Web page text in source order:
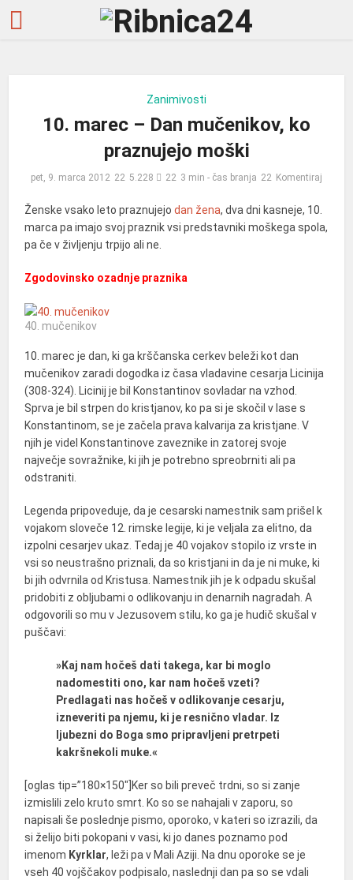
Zanimivosti
10. marec – Dan mučenikov, ko
praznujejo moški
pet, 9. marca 2012 5.228 3 min - čas branja Komentiraj
Ženske vsako leto praznujejodan žena, dva dni kasneje, 10.
marca pa imajo svoj praznik vsi predstavniki moškega spola,
pa če v življenju trpijo ali ne.
Zgodovinsko ozadnje praznika
40. mučenikov
10. marec je dan, ki ga krščanska cerkev beleži kot dan
mučenikov zaradi dogodka iz časa vladavine cesarja Licinija
(308-324). Licinij je bil Konstantinov sovladar na vzhod.
Sprva je bil strpen do kristjanov, ko pa si je skočil v lase s
Konstantinom, se je začela prava kalvarija za kristjane. V
njih je videl Konstantinove zaveznike in zatorej svoje
največje sovražnike, ki jih je potrebno spreobrniti ali pa
odstraniti.
Legenda pripoveduje, da je cesarski namestnik sam prišel k
vojakom sloveče 12. rimske legije, ki je veljala za elitno, da
izpolni cesarjev ukaz. Tedaj je 40 vojakov stopilo iz vrste in
vsi so neustrašno priznali, da so kristjani in da je ni muke, ki
bi jih odvrnila od Kristusa. Namestnik jih je k odpadu skušal
pridobiti z obljubami o odlikovanju in denarnih nagradah. A
odgovorili so mu v Jezusovem stilu, ko ga je hudič skušal v
puščavi:
»Kaj nam hočeš dati takega, kar bi moglo
nadomestiti ono, kar nam hočeš vzeti?
Predlagati nas hočeš v odlikovanje cesarju,
izneveriti pa njemu, ki je resnično vladar. Iz
ljubezni do Boga smo pripravljeni pretrpeti
kakršnekoli muke.«
[oglas tip=”180×150″]Ker so bili preveč trdni, so si zanje
izmislili zelo kruto smrt. Ko so se nahajali v zaporu, so
napisali še poslednje pismo, oporoko, v kateri so izrazili, da
si želijo biti pokopani v vasi, ki jo danes poznamo pod
imenom Kyrklar, leži pa v Mali Aziji. Na dnu oporoke se je
vseh 40 vojščakov podpisalo, naslednji dan pa so se vdali